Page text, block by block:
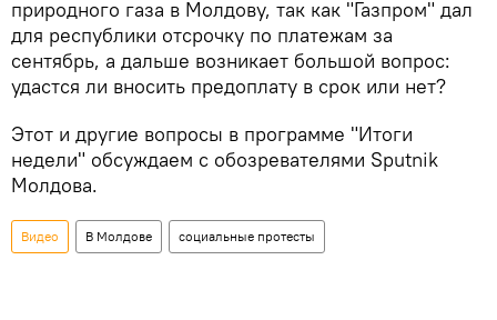
природного газа в Молдову, так как "Газпром" дал
для республики отсрочку по платежам за
сентябрь, а дальше возникает большой вопрос:
удастся ли вносить предоплату в срок или нет?
Этот и другие вопросы в программе "Итоги
недели" обсуждаем с обозревателями Sputnik
Молдова.
Видео В Молдове социальные протесты